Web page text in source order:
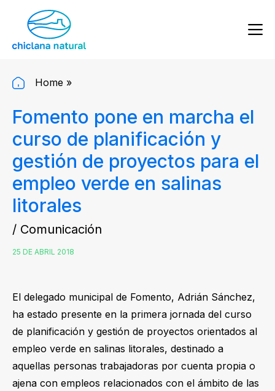
Home »
Fomento pone en marcha el
curso de planificación y
gestión de proyectos para el
empleo verde en salinas
litorales
/ Comunicación
25 DE ABRIL 2018
El delegado municipal de Fomento, Adrián Sánchez,
ha estado presente en la primera jornada del curso
de planificación y gestión de proyectos orientados al
empleo verde en salinas litorales, destinado a
aquellas personas trabajadoras por cuenta propia o
ajena con empleos relacionados con el ámbito de las